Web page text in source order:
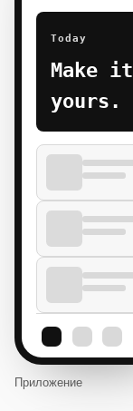
Today
Make it
yours.
Приложение